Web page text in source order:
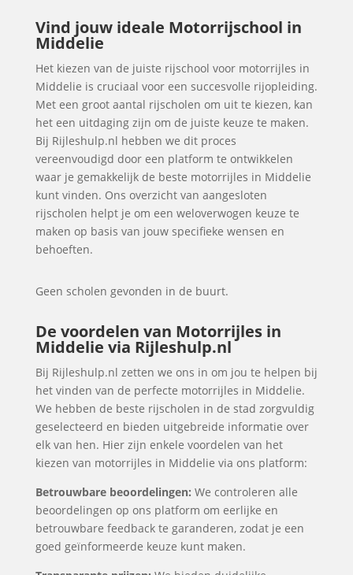
Vind jouw ideale Motorrijschool in
Middelie
Het kiezen van de juiste rijschool voor motorrijles in
Middelie is cruciaal voor een succesvolle rijopleiding.
Met een groot aantal rijscholen om uit te kiezen, kan
het een uitdaging zijn om de juiste keuze te maken.
Bij Rijleshulp.nl hebben we dit proces
vereenvoudigd door een platform te ontwikkelen
waar je gemakkelijk de beste motorrijles in Middelie
kunt vinden. Ons overzicht van aangesloten
rijscholen helpt je om een weloverwogen keuze te
maken op basis van jouw specifieke wensen en
behoeften.
Geen scholen gevonden in de buurt.
De voordelen van Motorrijles in
Middelie via Rijleshulp.nl
Bij Rijleshulp.nl zetten we ons in om jou te helpen bij
het vinden van de perfecte motorrijles in Middelie.
We hebben de beste rijscholen in de stad zorgvuldig
geselecteerd en bieden uitgebreide informatie over
elk van hen. Hier zijn enkele voordelen van het
kiezen van motorrijles in Middelie via ons platform:
Betrouwbare beoordelingen: We controleren alle
beoordelingen op ons platform om eerlijke en
betrouwbare feedback te garanderen, zodat je een
goed geïnformeerde keuze kunt maken.